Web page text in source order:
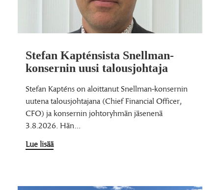
Stefan Kapténsista Snellman-
konsernin uusi talousjohtaja
Stefan Kapténs on aloittanut Snellman-konsernin
uutena talousjohtajana (Chief Financial Officer,
CFO) ja konsernin johtoryhmän jäsenenä
3.8.2026. Hän…
Lue lisää